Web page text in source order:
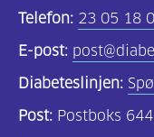
Telefon: 23 05 18
E-post:
Diabeteslinjen:
Post: Postboks